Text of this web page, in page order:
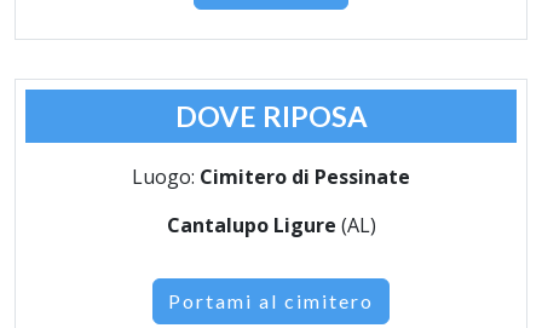
DOVE RIPOSA
Luogo: Cimitero di Pessinate
Cantalupo Ligure (AL)
Portami al cimitero